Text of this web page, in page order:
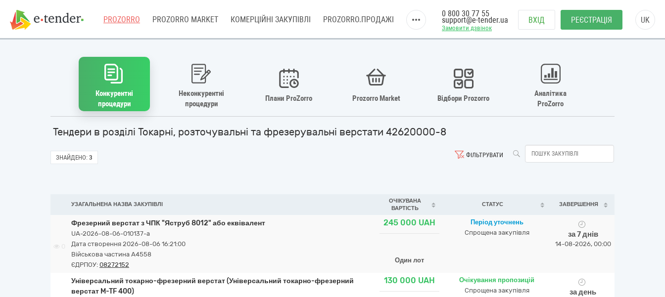
PROZORRO PROZORRO MARKET КОМЕРЦІЙНІ ЗАКУПІВЛІ PROZORRO.ПРОДАЖІ
Замовити дзвінок
0 800 30 77 55
support@e-tender.ua ВХІД РЕЄСТРАЦІЯ UK
Конкурентні
процедури
Неконкурентні
процедури
Плани ProZorro Prozorro Market Відбори Prozorro
Аналітика
ProZorro
Тендери в розділі Токарні, розточувальні та фрезерувальні верстати 42620000-8
ФІЛЬТРУВАТИ
ЗНАЙДЕНО: 3
УЗАГАЛЬНЕНА НАЗВА ЗАКУПІВЛІ
ОЧІКУВАНА
ВАРТІСТЬ
СТАТУС ЗАВЕРШЕННЯ
Фрезерний верстат з ЧПК "Яструб 8012" або еквівалент
UA-2026-08-06-010137-a
Дата створення 2026-08-06 16:21:00
Військова частина А4558
ЄДРПОУ: 08272152
245 000 UAH
Один лот
Період уточнень
Спрощена закупівля
за 7 днів
14-08-2026, 00:00
Універсальний токарно-фрезерний верстат (Універсальний токарно-фрезерний
верстат M-TF 400)
130 000 UAH
Очікування пропозицій
Спрощена закупівля
за день